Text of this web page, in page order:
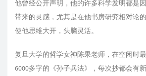
他曾经公开声明，他的许多科学发明都是
带来的灵感，尤其是在他书房研究相对论
使他思维大开，头脑灵活。
复旦大学的哲学女神陈果老师，在空闲时
6000多字的《孙子兵法》，每次抄都会有